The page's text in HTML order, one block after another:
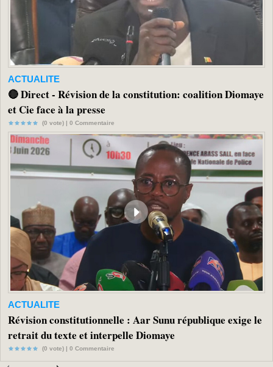
ACTUALITE
🔴 Direct - Révision de la constitution: coalition Diomaye
et Cie face à la presse
(0 vote) | 0 Commentaire
ACTUALITE
Révision constitutionnelle : Aar Sunu république exige le
retrait du texte et interpelle Diomaye
(0 vote) | 0 Commentaire